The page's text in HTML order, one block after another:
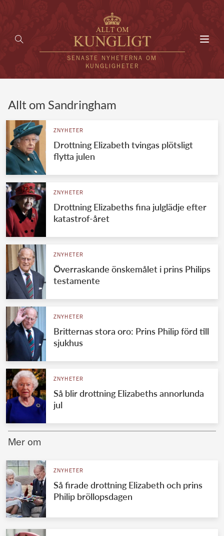
SENASTE NYHETERNA OM
KUNGLIGHETER
UTLÄNDSKT
VÄRLDENS KUNGAHUS
Svenska kungahuset
Brittiska kungahuset
Danska kungahuset
Jordanska kungahuset
Luxemburgska storhertighuset
Japanska kejsarhuset
Thailändska kungahuset
Marockanska kungahuset
REDAKTION
Allt om Sandringham
ZNYHETER
Drottning Elizabeth tvingas plötsligt
flytta julen
ZNYHETER
Drottning Elizabeths fina julglädje efter
katastrof-året
ZNYHETER
Överraskande önskemålet i prins Philips
testamente
ZNYHETER
Britternas stora oro: Prins Philip förd till
sjukhus
ZNYHETER
Så blir drottning Elizabeths annorlunda
jul
Mer om
ZNYHETER
Så firade drottning Elizabeth och prins
Philip bröllopsdagen